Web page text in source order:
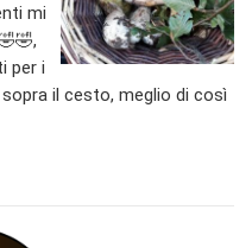
mi
per i
il cesto, meglio di così